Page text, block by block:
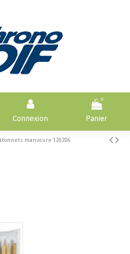
Connexion
0
Panier
manucure 120206